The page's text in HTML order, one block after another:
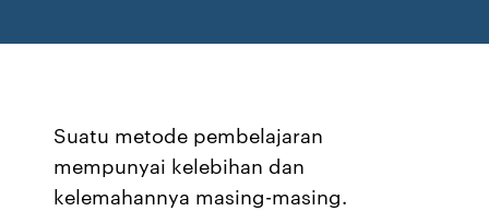
Suatu metode pembelajaran
mempunyai kelebihan dan
kelemahannya masing-masing.